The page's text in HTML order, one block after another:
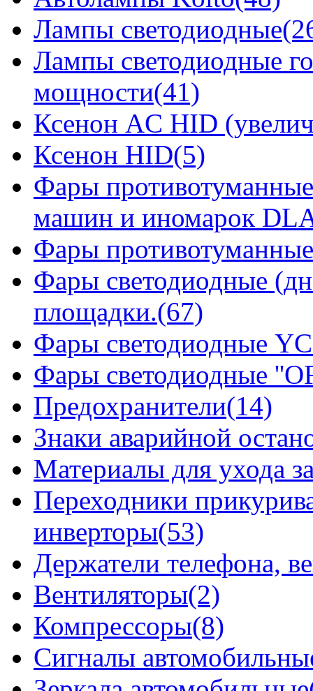
Лампы
Лампы светодиодные
мощности(41)
Ксенон AC HID
Ксенон HID(5)
Фары
машин и иномарок
Фары
Фары светодиодные
площадки.(67)
Фары светодиодные
Фары светодиодные
Предохранители(14)
Знаки аварийной
Материалы для ухода
Переходники
инверторы(53)
Держатели телефона,
Вентиляторы(2)
Компрессоры(8)
Сигналы